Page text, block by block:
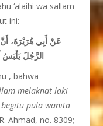
‘alaihi wa sallam
ini:
عَنْ أَبِي هُرَيْرَةَ،
الرَّجُلَ يَلْبَسُ
, bahwa
melaknat laki-
pula wanita
Ahmad, no. 8309;